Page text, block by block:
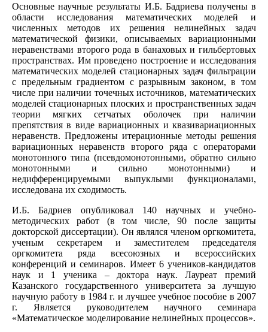
Основные научные результаты И.Б. Бадриева получены в
области исследования математических моделей и
численных методов их решения нелинейных задач
математической физики, описываемых вариационными
неравенствами второго рода в банаховых и гильбертовых
пространствах. Им проведено построение и исследования
математических моделей стационарных задач фильтрации
с предельным градиентом с разрывным законом, в том
числе при наличии точечных источников, математических
моделей стационарных плоских и пространственных задач
теории мягких сетчатых оболочек при наличии
препятствия в виде вариационных и квазивариационных
неравенств. Предложены итерационные методы решения
вариационных неравенств второго ряда с операторами
монотонного типа (псевдомонотонными, обратно сильно
монотонными и сильно монотонными) и
недифференцируемыми выпуклыми функционалами,
исследована их сходимость.
И.Б. Бадриев опубликовал 140 научных и учебно-
методических работ (в том числе, 90 после защиты
докторской диссертации). Он являлся членом оргкомитета,
ученым секретарем и заместителем председателя
оргкомитета ряда всесоюзных и всероссийских
конференций и семинаров. Имеет 6 учеников-кандидатов
наук и 1 ученика – доктора наук. Лауреат премий
Казанского государственного университета за лучшую
научную работу в 1984 г. и лучшее учебное пособие в 2007
г. Является руководителем научного семинара
«Математическое моделирование нелинейных процессов».